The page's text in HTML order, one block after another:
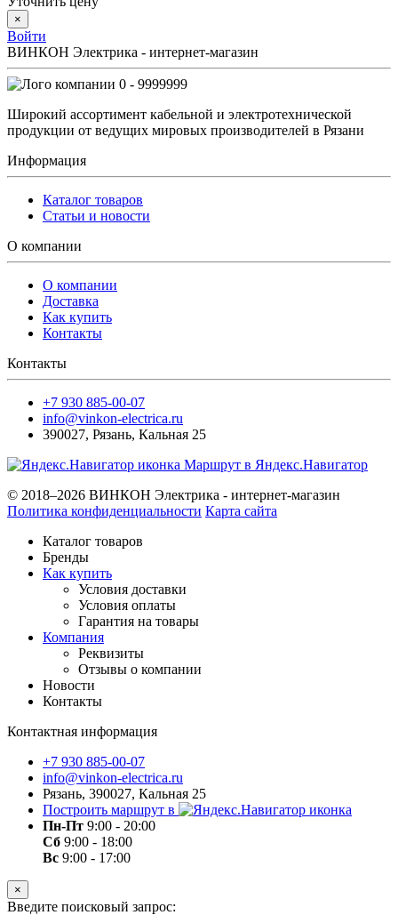
×
Войти
ВИНКОН Электрика - интернет-магазин
0 - 9999999
Широкий ассортимент кабельной и электротехнической
продукции от ведущих мировых производителей в Рязани
Информация
Каталог товаров
Статьи и новости
О компании
О компании
Доставка
Как купить
Контакты
Контакты
+7 930 885-00-07
info@vinkon-electrica.ru
390027, Рязань, Кальная 25
Маршрут в Яндекс.Навигатор
© 2018–2026 ВИНКОН Электрика - интернет-магазин
Политика конфиденциальности Карта сайта
Каталог товаров
Бренды
Как купить
Условия доставки
Условия оплаты
Гарантия на товары
Компания
Реквизиты
Отзывы о компании
Новости
Контакты
Контактная информация
+7 930 885-00-07
info@vinkon-electrica.ru
Рязань, 390027, Кальная 25
Построить маршрут в
Пн-Пт 9:00 - 20:00
Сб 9:00 - 18:00
Вс 9:00 - 17:00
×
Введите поисковый запрос: